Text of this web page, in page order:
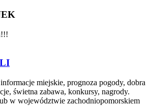
miejskie, prognoza pogody, dobra
świetna zabawa, konkursy, nagrody.
w województwie zachodniopomorskiem